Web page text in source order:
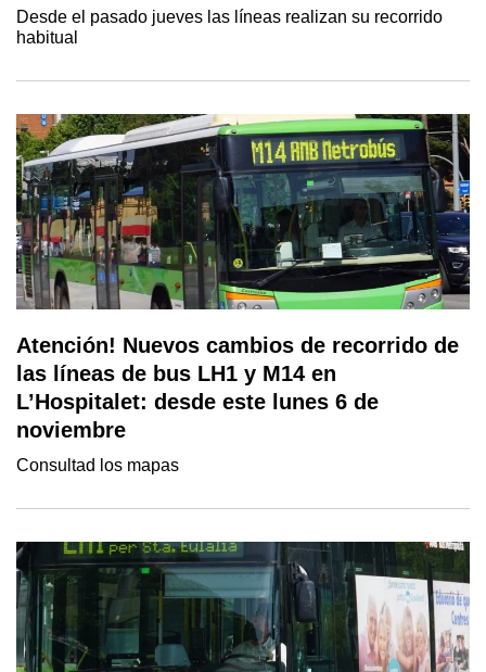
Desde el pasado jueves las líneas realizan su recorrido
habitual
Atención! Nuevos cambios de recorrido de
las líneas de bus LH1 y M14 en
L’Hospitalet: desde este lunes 6 de
noviembre
Consultad los mapas